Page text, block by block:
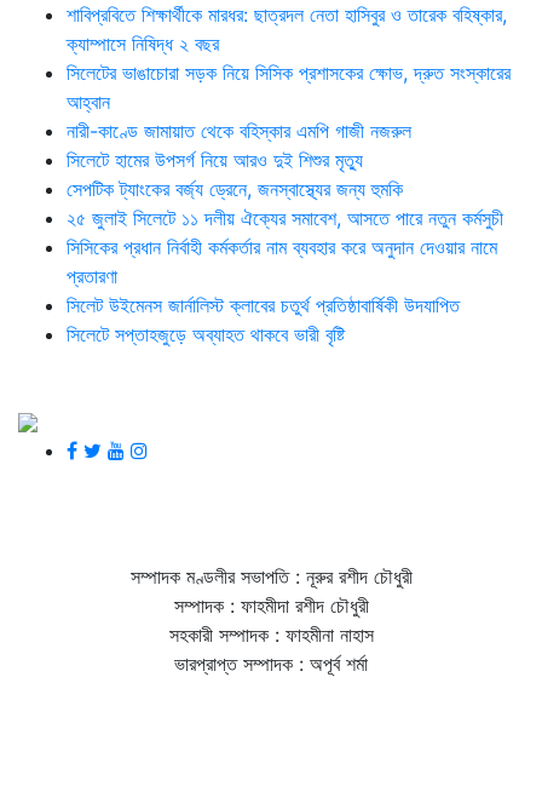
শাবিপ্রবিতে শিক্ষার্থীকে মারধর: ছাত্রদল নেতা হাসিবুর ও তারেক বহিষ্কার,
ক্যাম্পাসে নিষিদ্ধ ২ বছর
সিলেটের ভাঙাচোরা সড়ক নিয়ে সিসিক প্রশাসকের ক্ষোভ, দ্রুত সংস্কারের
আহ্বান
নারী-কাণ্ডে জামায়াত থেকে বহিস্কার এমপি গাজী নজরুল
সিলেটে হামের উপসর্গ নিয়ে আরও দুই শিশুর মৃত্যু
সেপটিক ট্যাংকের বর্জ্য ড্রেনে, জনস্বাস্থ্যের জন্য হুমকি
২৫ জুলাই সিলেটে ১১ দলীয় ঐক্যের সমাবেশ, আসতে পারে নতুন কর্মসুচী
সিসিকের প্রধান নির্বাহী কর্মকর্তার নাম ব্যবহার করে অনুদান দেওয়ার নামে
প্রতারণা
সিলেট উইমেনস জার্নালিস্ট ক্লাবের চতুর্থ প্রতিষ্ঠাবার্ষিকী উদযাপিত
সিলেটে সপ্তাহজুড়ে অব্যাহত থাকবে ভারী বৃষ্টি
সম্পাদক মণ্ডলীর সভাপতি : নূরুর রশীদ চৌধুরী
সম্পাদক : ফাহমীদা রশীদ চৌধুরী
সহকারী সম্পাদক : ফাহমীনা নাহাস
ভারপ্রাপ্ত সম্পাদক : অপূর্ব শর্মা